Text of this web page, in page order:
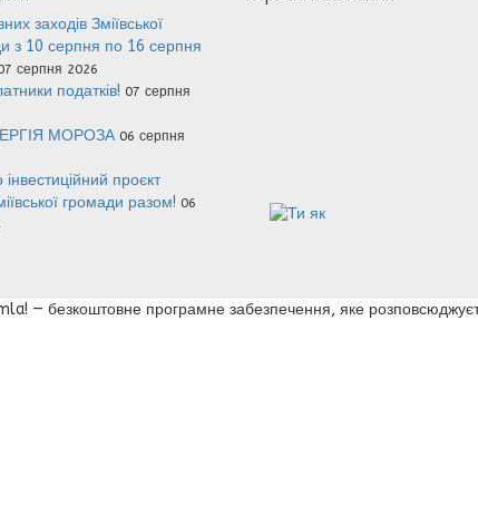
заходів Зміївської
з 10 серпня по 16 серпня
серпня 2026
податків! 07 серпня
МОРОЗА 06 серпня
проєкт
громади разом! 06
— безкоштовне програмне забезпечення, яке